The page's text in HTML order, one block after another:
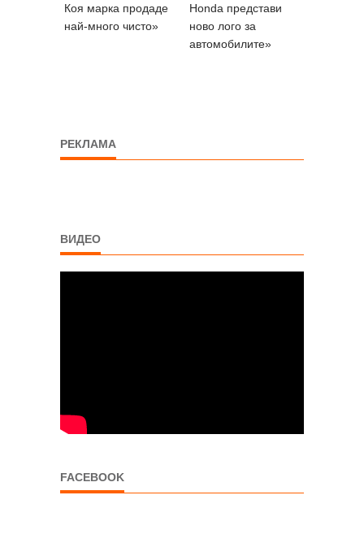
Коя марка продаде
най-много чисто»
Honda представи
ново лого за
автомобилите»
РЕКЛАМА
ВИДЕО
FACEBOOK